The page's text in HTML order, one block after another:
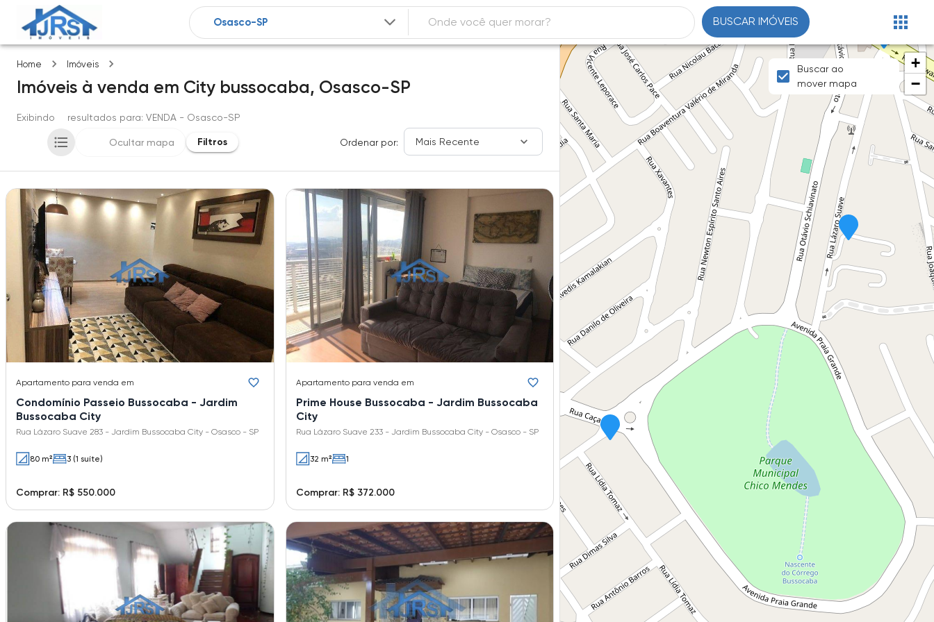
BUSCAR IMÓVEIS
Home Imóveis
Imóveis à venda em City bussocaba, Osasco-SP
Exibindo resultados para: VENDA - Osasco-SP
Ocultar mapa Filtros Ordenar por: Mais Recente
Apartamento para venda em
Condomínio Passeio Bussocaba - Jardim
Bussocaba City
Rua Lázaro Suave 283 - Jardim Bussocaba City - Osasco - SP
80 m² 3 (1 suíte)
Comprar: R$ 550.000
Apartamento para venda em
Prime House Bussocaba - Jardim Bussocaba
City
Rua Lázaro Suave 233 - Jardim Bussocaba City - Osasco - SP
32 m² 1
Comprar: R$ 372.000
+
−
Buscar ao
mover mapa